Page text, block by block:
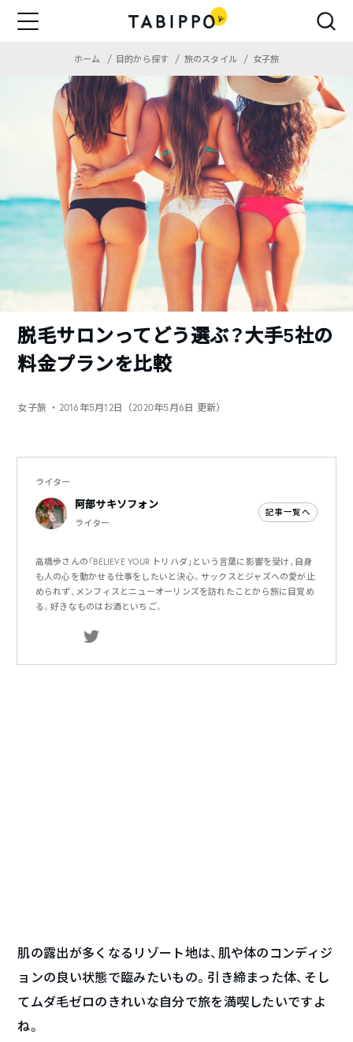
ホーム 目的から探す 旅のスタイル 女子旅
脱毛サロンってどう選ぶ？大手5社の
料金プランを比較
女子旅 ・2016年5月12日（2020年5月6日 更新）
ライター
阿部サキソフォン
ライター
記事一覧へ
高橋歩さんの「BELIEVE YOUR トリハダ」という言葉に影響を受け、自身
も人の心を動かせる仕事をしたいと決心。サックスとジャズへの愛が止
められず、メンフィスとニューオーリンズを訪れたことから旅に目覚め
る。好きなものはお酒といちご。
肌の露出が多くなるリゾート地は、肌や体のコンディジ
ョンの良い状態で臨みたいもの。引き締まった体、そし
てムダ毛ゼロのきれいな自分で旅を満喫したいですよ
ね。